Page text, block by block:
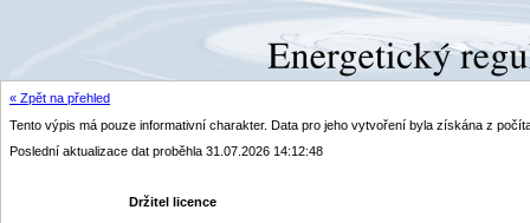
« Zpět na přehled
Tento výpis má pouze informativní charakter. Data pro jeho vytvoření byla získána z
Poslední aktualizace dat proběhla 31.07.2026 14:12:48
Držitel licence